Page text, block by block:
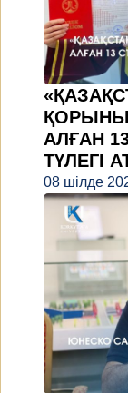
АЛҒАН
ТҮЛЕГІ
08 шілде